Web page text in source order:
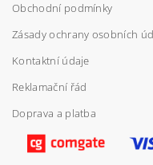
Vložením hodnocení
ochrany osobních
Obchodní podmínky
Zásady ochrany osobních
Kontaktní údaje
Reklamační řád
Doprava a platba